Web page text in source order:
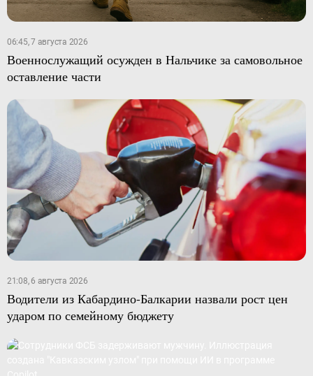
06:45, 7 августа 2026
Военнослужащий осужден в Нальчике за самовольное
оставление части
21:08, 6 августа 2026
Водители из Кабардино-Балкарии назвали рост цен
ударом по семейному бюджету